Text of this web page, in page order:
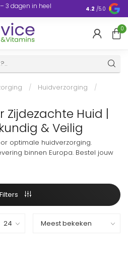
3 dagen in heel Plasticvrije
4.2 /5.0
0
/ Huidverzorging
/
Huid |
& Veilig
optimale huidverzorging.
binnen Europa. Bestel jouw
Filters